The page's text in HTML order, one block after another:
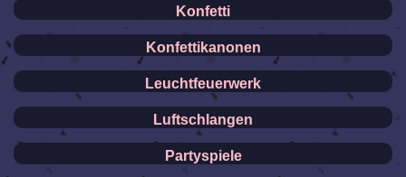
Konfetti
Konfettikanonen
Leuchtfeuerwerk
Luftschlangen
Partyspiele